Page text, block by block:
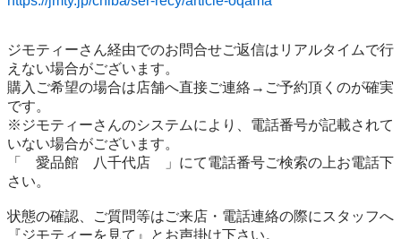
ジモティーさん経由でのお問合せご返信はリアルタイムで行
えない場合がございます。
購入ご希望の場合は店舗へ直接ご連絡→ご予約頂くのが確実
です。
※ジモティーさんのシステムにより、電話番号が記載されて
いない場合がございます。
「　愛品館　八千代店　」にて電話番号ご検索の上お電話下
さい。
状態の確認、ご質問等はご来店・電話連絡の際にスタッフへ
『ジモティーを見て』とお声掛け下さい。